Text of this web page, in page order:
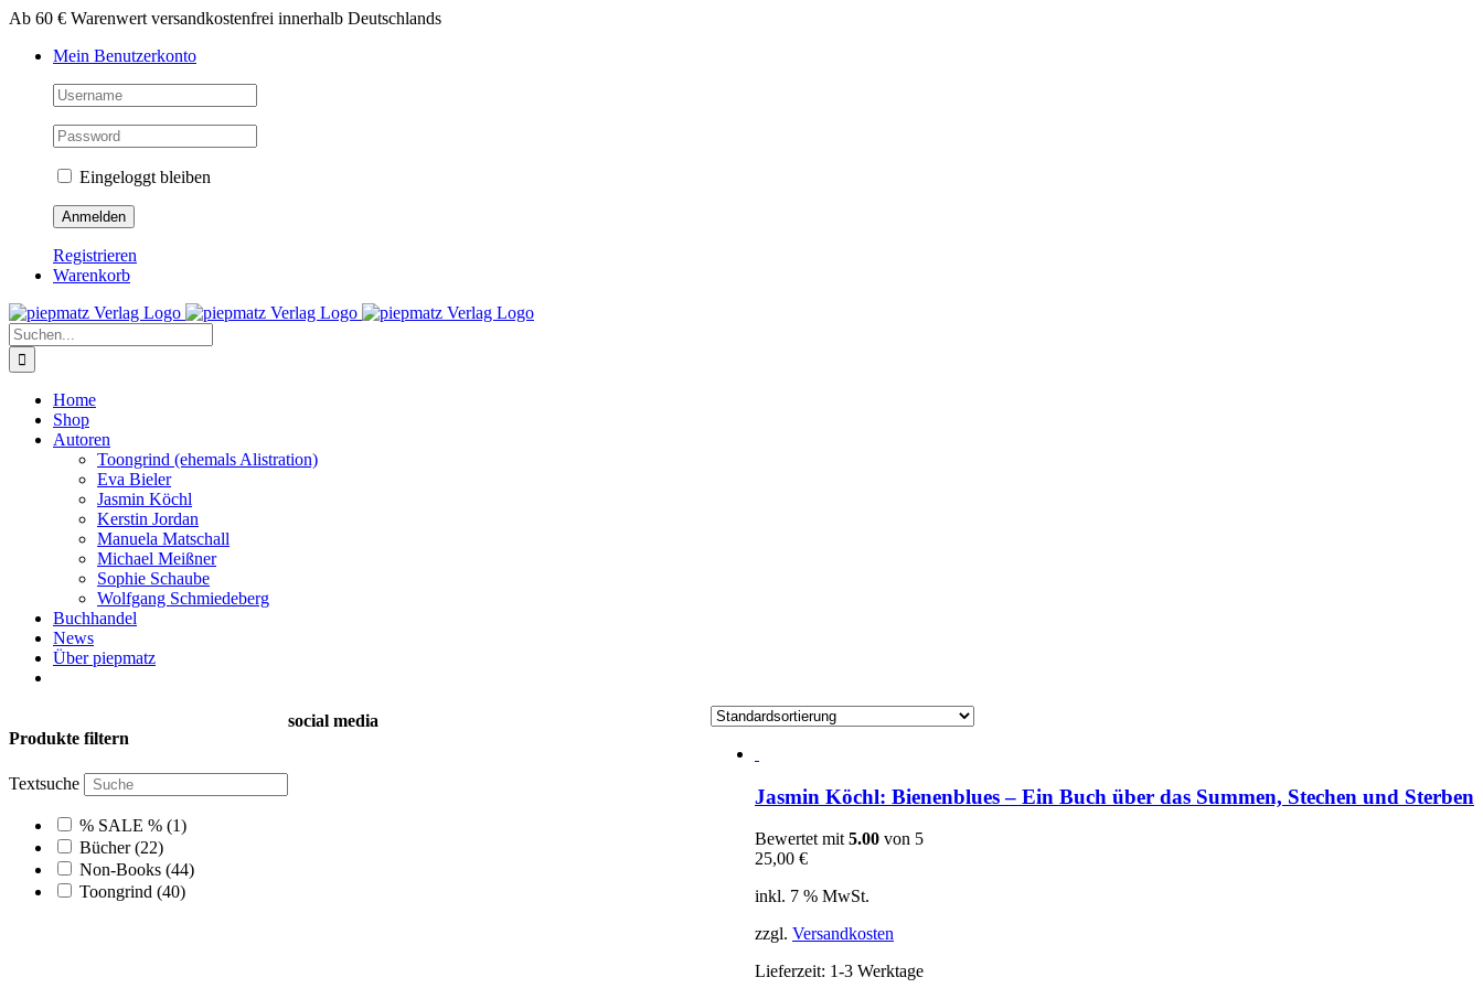
Zum
springen
Ab 60 € Warenwert versandkostenfrei innerhalb Deutschlands
Mein Benutzerkonto
Eingeloggt bleiben
Registrieren
Warenkorb
Suche
nach:
Home
Shop
Autoren
Toongrind (ehemals Alistration)
Eva Bieler
Jasmin Köchl
Kerstin Jordan
Manuela Matschall
Michael Meißner
Sophie Schaube
Wolfgang Schmiedeberg
Buchhandel
News
Über piepmatz
Jasmin Köchl: Bienenblues – Ein Buch über das Summen, Stechen und Sterben
Bewertet mit5.00 von 5
25,00 €
inkl. 7 % MwSt.
zzgl. Versandkosten
Lieferzeit: 1-3 Werktage
Produkte filtern
Textsuche
% SALE % (1)
Bücher(22)
Non-Books (44)
Toongrind (40)
social media